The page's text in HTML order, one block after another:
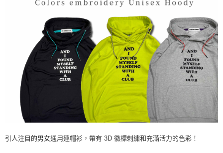
引人注目的男女通用連帽衫，帶有 3D 徽標刺繡和充滿活力的色彩！